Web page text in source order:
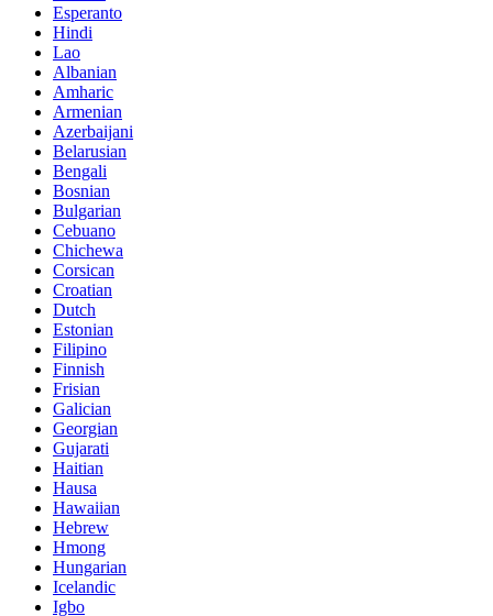
Esperanto
Hindi
Lao
Albanian
Amharic
Armenian
Azerbaijani
Belarusian
Bengali
Bosnian
Bulgarian
Cebuano
Chichewa
Corsican
Croatian
Dutch
Estonian
Filipino
Finnish
Frisian
Galician
Georgian
Gujarati
Haitian
Hausa
Hawaiian
Hebrew
Hmong
Hungarian
Icelandic
Igbo